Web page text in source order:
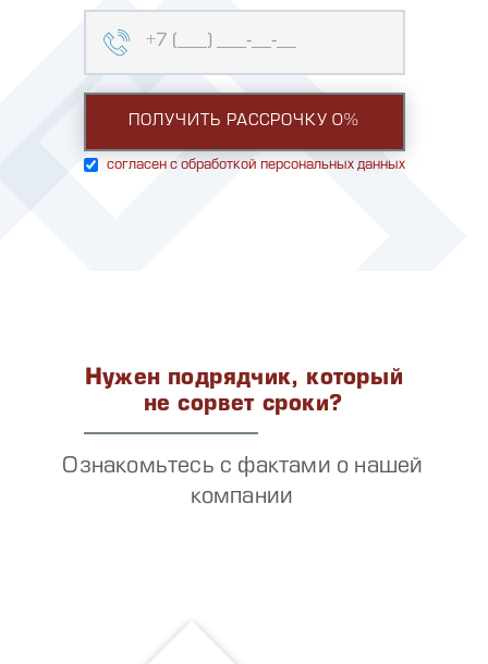
согласен с обработкой персональных данных
Нужен подрядчик, который
не сорвет сроки?
Ознакомьтесь с фактами о нашей
компании